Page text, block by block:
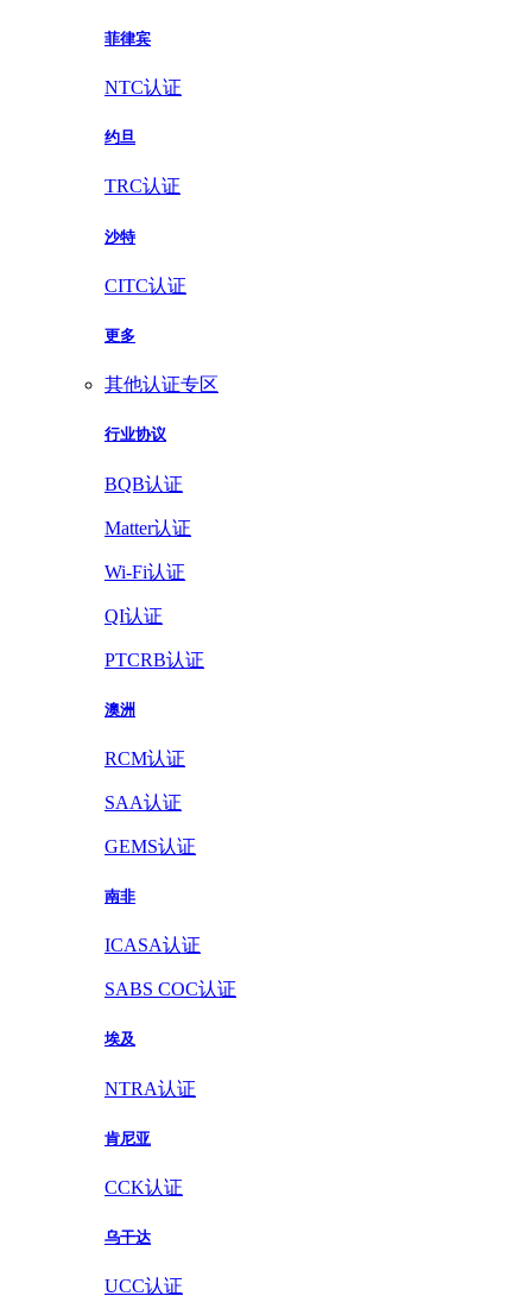
菲律宾
NTC认证
约旦
TRC认证
沙特
CITC认证
更多
其他认证专区
行业协议
BQB认证
Matter认证
Wi-Fi认证
QI认证
PTCRB认证
澳洲
RCM认证
SAA认证
GEMS认证
南非
ICASA认证
SABS COC认证
埃及
NTRA认证
肯尼亚
CCK认证
乌干达
UCC认证